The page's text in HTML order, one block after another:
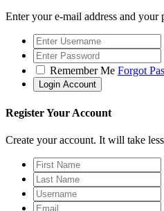
Enter your e-mail address and your
Remember Me Forgot
Register Your Account
Create your account. It will take